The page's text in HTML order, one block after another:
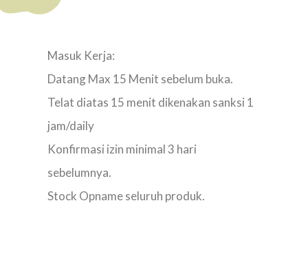
Masuk Kerja:
Datang Max 15 Menit sebelum buka.
Telat diatas 15 menit dikenakan sanksi 1
jam/daily
Konfirmasi izin minimal 3 hari
sebelumnya.
Stock Opname seluruh produk.